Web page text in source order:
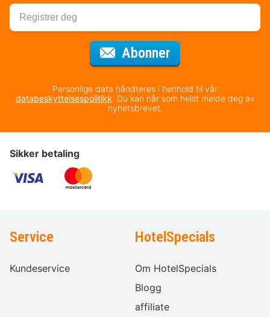
Abonner
Personlige data håndteres i henhold til vår
databeskyttelsespolitikk. Du kan når som helst melde deg av
nyhetsbrevet.
Sikker betaling
Service
Kundeservice
HotelSpecials
Om HotelSpecials
Blogg
affiliate